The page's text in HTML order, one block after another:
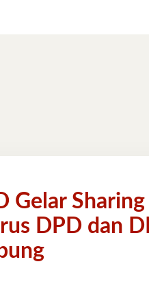
Gelar Sharing
DPD dan